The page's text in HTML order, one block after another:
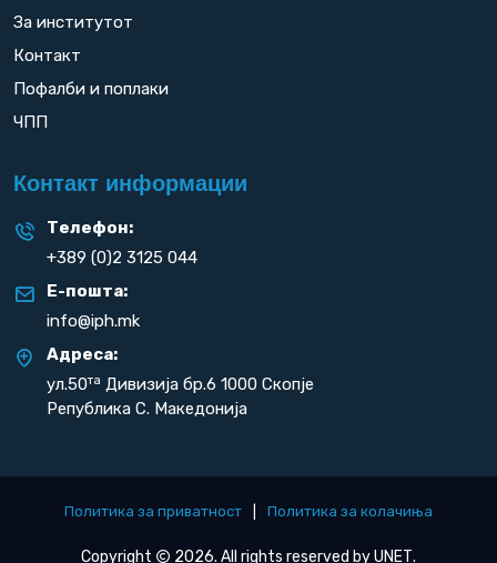
За институтот
Контакт
Пофалби и поплаки
ЧПП
Контакт информации
Телефон:
+389 (0)2 3125 044
Е-пошта:
info@iph.mk
Адреса:
ул.50та Дивизија бр.6 1000 Скопје
Република С. Македонија
Политика за приватност Политика за колачиња
Copyright 2026. All rights reserved byUNET.